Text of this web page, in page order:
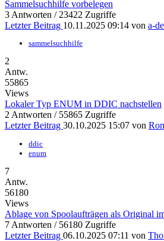
Sammelsuchhilfe vorbelegen
3 Antworten / 23422 Zugriffe
Letzter Beitrag 10.11.2025 09:14 von a-
sammelsuchhilfe
2
Antw.
55865
Views
Lokaler Typ ENUM in DDIC nachstellen
2 Antworten / 55865 Zugriffe
Letzter Beitrag 30.10.2025 15:07 von
ddic
enum
7
Antw.
56180
Views
Ablage von Spoolaufträgen als Original
7 Antworten / 56180 Zugriffe
Letzter Beitrag 06.10.2025 07:11 von